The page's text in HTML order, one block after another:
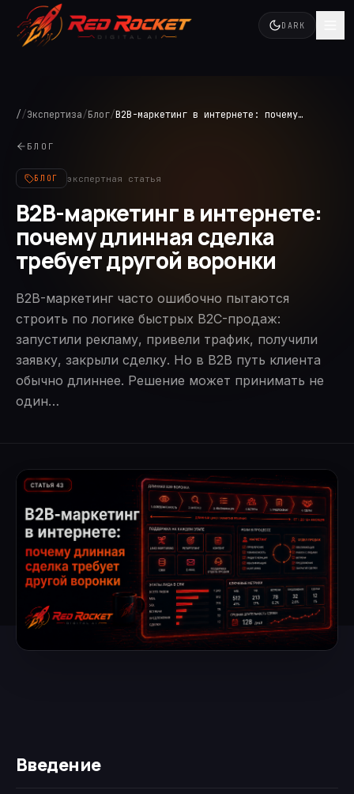
DARK
//Экспертиза/Блог/ B2B-маркетинг в интернете: почему длинная сделка требует другой воронки
БЛОГ
БЛОГ экспертная статья
B2B-маркетинг в интернете:
почему длинная сделка
требует другой воронки
B2B-маркетинг часто ошибочно пытаются
строить по логике быстрых B2C-продаж:
запустили рекламу, привели трафик, получили
заявку, закрыли сделку. Но в B2B путь клиента
обычно длиннее. Решение может принимать не
один…
Введение